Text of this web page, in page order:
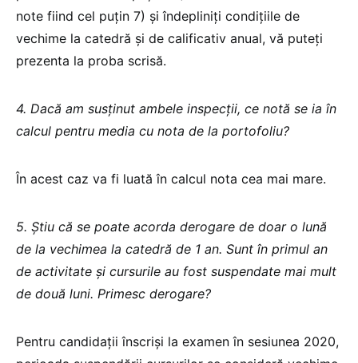
note fiind cel puțin 7) și îndepliniți condițiile de
vechime la catedră și de calificativ anual, vă puteți
prezenta la proba scrisă.
4. Dacă am susținut ambele inspecții, ce notă se ia în
calcul pentru media cu nota de la portofoliu?
În acest caz va fi luată în calcul nota cea mai mare.
5. Știu că se poate acorda derogare de doar o lună
de la vechimea la catedră de 1 an. Sunt în primul an
de activitate și cursurile au fost suspendate mai mult
de două luni. Primesc derogare?
Pentru candidații înscriși la examen în sesiunea 2020,